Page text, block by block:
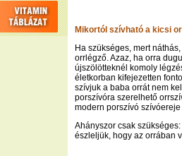
Mikortól szívható a kicsi
Ha szükséges, mert
orrlégző. Azaz, ha orra
újszölötteknél komoly
életkorban kifejezetten
szívjuk a baba orrát nem
porszívóra szerelhető
modern porszívó
Ahányszor csak
észleljük, hogy az orrában